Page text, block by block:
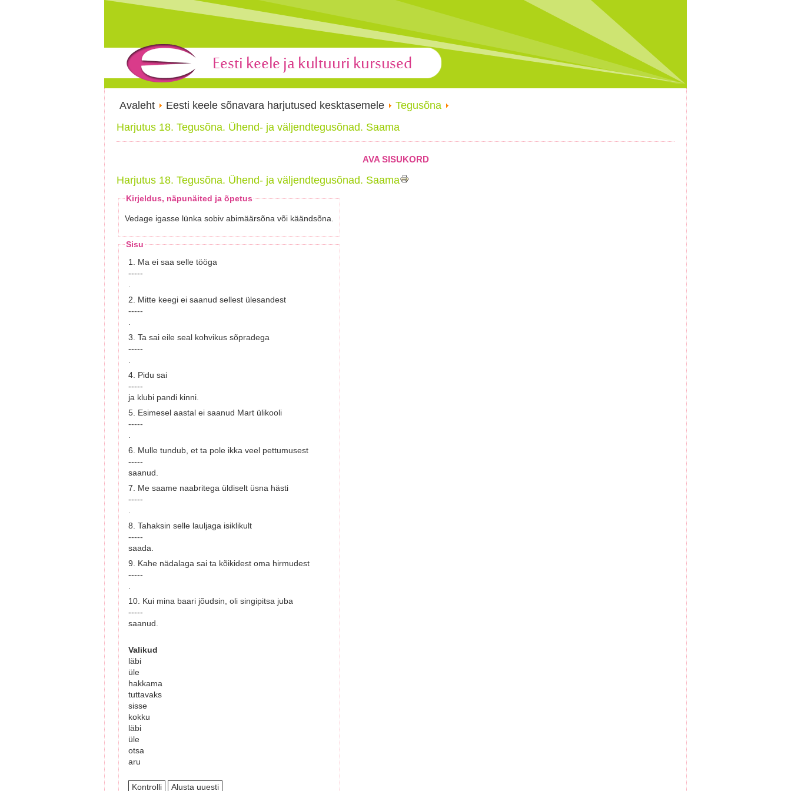
Avaleht Eesti keele sõnavara harjutused kesktasemele
Tegusõna
Harjutus 18. Tegusõna. Ühend- ja väljendtegusõnad. Saama
AVA SISUKORD
Harjutus 18. Tegusõna. Ühend- ja väljendtegusõnad. Saama
Kirjeldus, näpunäited ja õpetus
Vedage igasse lünka sobiv abimäärsõna või käändsõna.
Sisu
1. Ma ei saa selle tööga
-----
2. Mitte keegi ei saanud sellest ülesandest
-----
3. Ta sai eile seal kohvikus sõpradega
-----
4. Pidu sai
-----
ja klubi pandi kinni.
5. Esimesel aastal ei saanud Mart ülikooli
-----
6. Mulle tundub, et ta pole ikka veel pettumusest
-----
saanud.
7. Me saame naabritega üldiselt üsna hästi
-----
8. Tahaksin selle lauljaga isiklikult
-----
saada.
9. Kahe nädalaga sai ta kõikidest oma hirmudest
-----
10. Kui mina baari jõudsin, oli singipitsa juba
-----
saanud.
Valikud
läbi
üle
hakkama
tuttavaks
sisse
kokku
läbi
üle
otsa
aru